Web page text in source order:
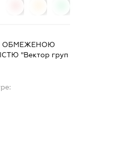
ОБМЕЖЕНОЮ
"Вектор груп